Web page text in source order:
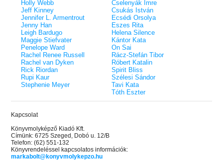
Holly Webb
Jeff Kinney
Jennifer L. Armentrout
Jenny Han
Leigh Bardugo
Maggie Stiefvater
Penelope Ward
Rachel Renee Russell
Rachel van Dyken
Rick Riordan
Rupi Kaur
Stephenie Meyer
Cselenyák Imre
Csukás István
Ecsédi Orsolya
Eszes Rita
Helena Silence
Kántor Kata
On Sai
Rácz-Stefán Tibor
Róbert Katalin
Spirit Bliss
Szélesi Sándor
Tavi Kata
Tóth Eszter
Kapcsolat
Könyvmolyképző Kiadó Kft.
Címünk: 6725 Szeged, Dobó u. 12/B
Telefon: (62) 551-132
Könyvrendeléssel kapcsolatos információk:
markabolt@konyvmolykepzo.hu